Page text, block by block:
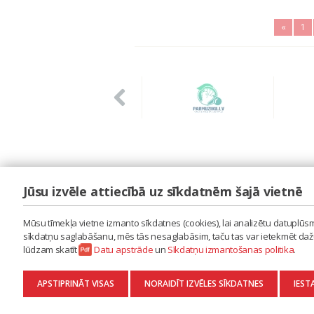
« 1
LAIPA
ES RADU MŪZIKU
AKTUALITĀTES
KONTAKTI
SĪKDATŅU IZMANTOŠANAS POLITIKA
DATU APSTRĀDE
Jūsu izvēle attiecībā uz sīkdatnēm šajā vietnē
Mūsu tīmekļa vietne izmanto sīkdatnes (cookies), lai analizētu
sīkdatņu saglabāšanu, mēs tās nesaglabāsim, taču tas var ietekmēt
lūdzam skatīt
Datu apstrādeun Sīkdatņu izmantošanas politika.
APSTIPRINĀT VISAS NORAIDĪT IZVĒLES SĪKDATNES